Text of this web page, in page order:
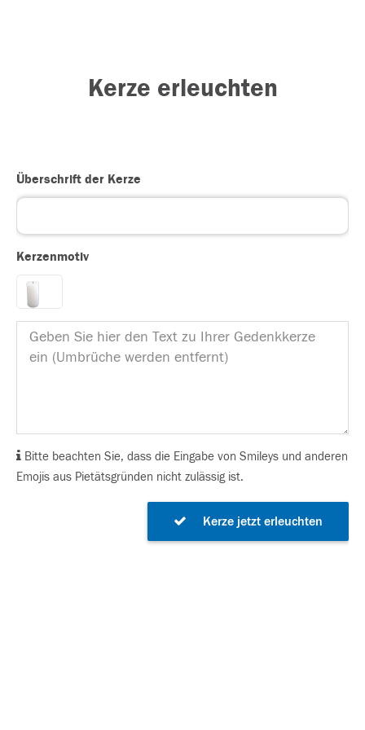
Kerze erleuchten
Überschrift der Kerze
Kerzenmotiv
Bitte beachten Sie, dass die Eingabe von Smileys und anderen
Emojis aus Pietätsgründen nicht zulässig ist.
Kerze jetzt erleuchten